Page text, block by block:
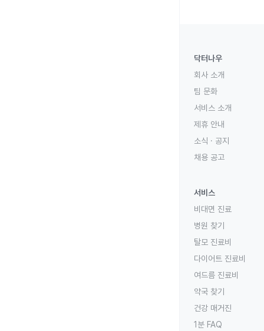
닥터나우
회사 소개
팀 문화
서비스 소개
제휴 안내
소식 · 공지
채용 공고
서비스
비대면 진료
병원 찾기
탈모 진료비
다이어트 진료비
여드름 진료비
약국 찾기
건강 매거진
1분 FAQ